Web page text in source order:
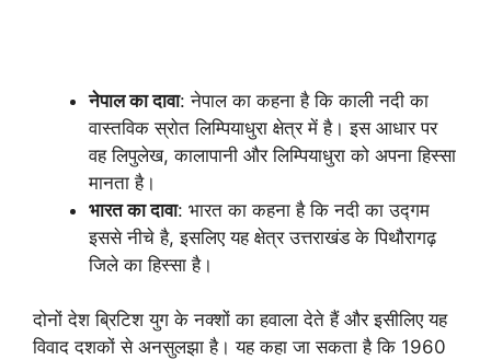
नेपाल का दावा: नेपाल का कहना है कि काली नदी का
वास्तविक स्रोत लिम्पियाधुरा क्षेत्र में है। इस आधार पर
वह लिपुलेख, कालापानी और लिम्पियाधुरा को अपना हिस्सा
मानता है।
भारत का दावा: भारत का कहना है कि नदी का उद्गम
इससे नीचे है, इसलिए यह क्षेत्र उत्तराखंड के पिथौरागढ़
जिले का हिस्सा है।
दोनों देश ब्रिटिश युग के नक्शों का हवाला देते हैं और इसीलिए यह
विवाद दशकों से अनसुलझा है। यह कहा जा सकता है कि 1960